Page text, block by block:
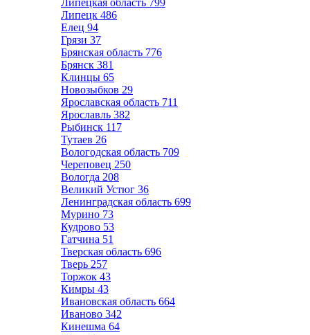
Липецкая область 799
Липецк 486
Елец 94
Грязи 37
Брянская область 776
Брянск 381
Клинцы 65
Новозыбков 29
Ярославская область 711
Ярославль 382
Рыбинск 117
Тутаев 26
Вологодская область 709
Череповец 250
Вологда 208
Великий Устюг 36
Ленинградская область 699
Мурино 73
Кудрово 53
Гатчина 51
Тверская область 696
Тверь 257
Торжок 43
Кимры 43
Ивановская область 664
Иваново 342
Кинешма 64